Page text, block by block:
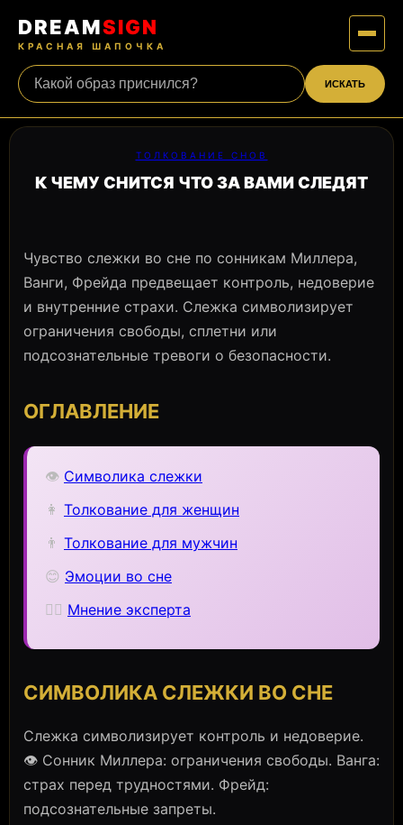
DREAMSIGN
КРАСНАЯ ШАПОЧКА
ИСКАТЬ
ТОЛКОВАНИЕ СНОВ
К ЧЕМУ СНИТСЯ ЧТО ЗА ВАМИ СЛЕДЯТ
Чувство слежки во сне по сонникам Миллера,
Ванги, Фрейда предвещает контроль, недоверие
и внутренние страхи. Слежка символизирует
ограничения свободы, сплетни или
подсознательные тревоги о безопасности.
ОГЛАВЛЕНИЕ
👁️ Символика слежки
👩 Толкование для женщин
👨 Толкование для мужчин
😊 Эмоции во сне
🧙‍♀️ Мнение эксперта
СИМВОЛИКА СЛЕЖКИ ВО СНЕ
Слежка символизирует контроль и недоверие.
👁️ Сонник Миллера: ограничения свободы. Ванга:
страх перед трудностями. Фрейд:
подсознательные запреты.